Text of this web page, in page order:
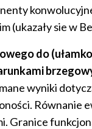
(ukazały sie w
do
wyniki
Granice